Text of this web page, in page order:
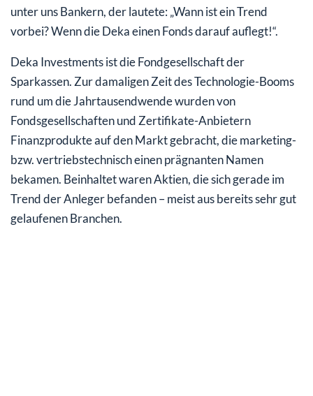
unter uns Bankern, der lautete: „Wann ist ein Trend
vorbei? Wenn die Deka einen Fonds darauf auflegt!“.
Deka Investments ist die Fondgesellschaft der
Sparkassen. Zur damaligen Zeit des Technologie-Booms
rund um die Jahrtausendwende wurden von
Fondsgesellschaften und Zertifikate-Anbietern
Finanzprodukte auf den Markt gebracht, die marketing-
bzw. vertriebstechnisch einen prägnanten Namen
bekamen. Beinhaltet waren Aktien, die sich gerade im
Trend der Anleger befanden – meist aus bereits sehr gut
gelaufenen Branchen.